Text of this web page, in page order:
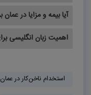
آیا بیمه و مزایا در
اهمیت زبان انگلیسی
استخدام ناخن‌کار در عمان